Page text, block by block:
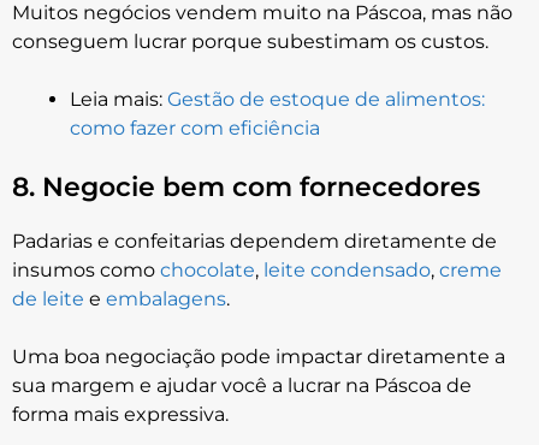
Muitos negócios vendem muito na Páscoa, mas não
conseguem lucrar porque subestimam os custos.
Leia mais: Gestão de estoque de alimentos:
como fazer com eficiência
8. Negocie bem com fornecedores
Padarias e confeitarias dependem diretamente de
insumos como chocolate, leite condensado, creme
de leite e embalagens.
Uma boa negociação pode impactar diretamente a
sua margem e ajudar você a lucrar na Páscoa de
forma mais expressiva.